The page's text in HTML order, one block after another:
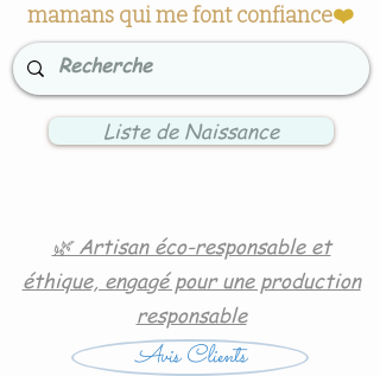
mamans qui me font confiance❤️
Liste de Naissance
🌿 Artisan éco-responsable et
éthique, engagé pour une production
responsable
Avis Clients